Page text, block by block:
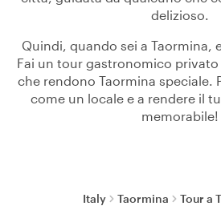
delizioso.
Quindi, quando sei a Taormina,
Fai un tour gastronomico
che rendono Taormina speciale.
come un locale e a rendere il
memorabile!
Italy Taormina
Tour a